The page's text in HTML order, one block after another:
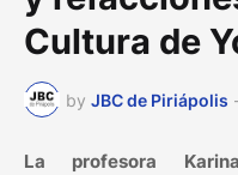
Cultura de
by JBC de Piriápolis
La profesora